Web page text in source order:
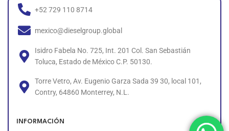
+52 729 110 8714
mexico@dieselgroup.global
Isidro Fabela No. 725, Int. 201 Col. San Sebastián
Toluca, Estado de México C.P. 50130.
Torre Vetro, Av. Eugenio Garza Sada 39 30, local 101,
Contry, 64860 Monterrey, N.L.
INFORMACIÓN